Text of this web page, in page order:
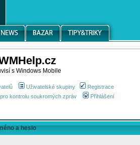
s Windows Mobile
Uživatelské skupiny
Registrace
kontrolu soukromých zpráv Přihlášení
a heslo